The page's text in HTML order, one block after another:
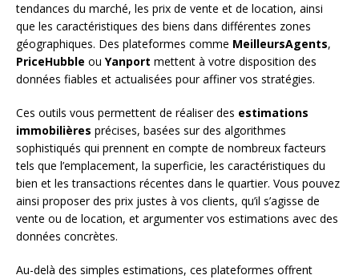
tendances du marché, les prix de vente et de location, ainsi
que les caractéristiques des biens dans différentes zones
géographiques. Des plateformes comme MeilleursAgents,
PriceHubble ou Yanport mettent à votre disposition des
données fiables et actualisées pour affiner vos stratégies.
Ces outils vous permettent de réaliser des estimations
immobilières précises, basées sur des algorithmes
sophistiqués qui prennent en compte de nombreux facteurs
tels que l’emplacement, la superficie, les caractéristiques du
bien et les transactions récentes dans le quartier. Vous pouvez
ainsi proposer des prix justes à vos clients, qu’il s’agisse de
vente ou de location, et argumenter vos estimations avec des
données concrètes.
Au-delà des simples estimations, ces plateformes offrent